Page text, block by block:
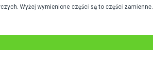
Wyżej wymienione części są to części zamienne.